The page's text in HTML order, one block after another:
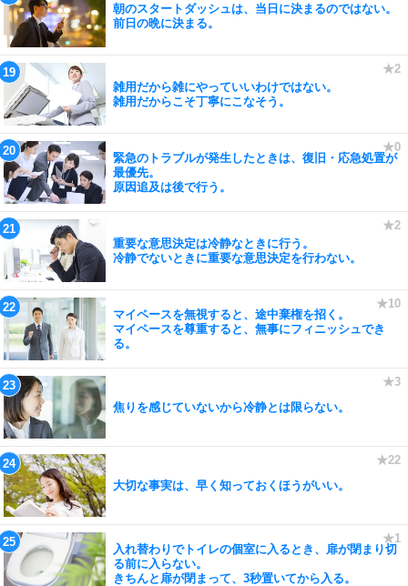
朝のスタートダッシュは、当日に決まるのではない。
前日の晩に決まる。
雑用だから雑にやっていいわけではない。
雑用だからこそ丁寧にこなそう。
緊急のトラブルが発生したときは、復旧・応急処置が
最優先。
原因追及は後で行う。
重要な意思決定は冷静なときに行う。
冷静でないときに重要な意思決定を行わない。
マイペースを無視すると、途中棄権を招く。
マイペースを尊重すると、無事にフィニッシュでき
る。
焦りを感じていないから冷静とは限らない。
大切な事実は、早く知っておくほうがいい。
入れ替わりでトイレの個室に入るとき、扉が閉まり切
る前に入らない。
きちんと扉が閉まって、3秒置いてから入る。